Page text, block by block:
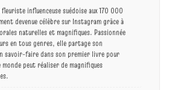
influenceuse suédoise aux 170 000
devenue célèbre sur Instagram grâce à
naturelles et magnifiques. Passionnée
en tous genres, elle partage son
savoir-faire dans son premier livre pour
peut réaliser de magnifiques